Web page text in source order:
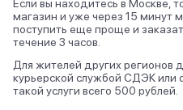
Если вы находитесь в Москве,
магазин и уже через 15 минут
поступить еще проще и
течение 3 часов.
Для жителей других регионов
курьерской службой СДЭК или
такой услуги всего 500 рублей.